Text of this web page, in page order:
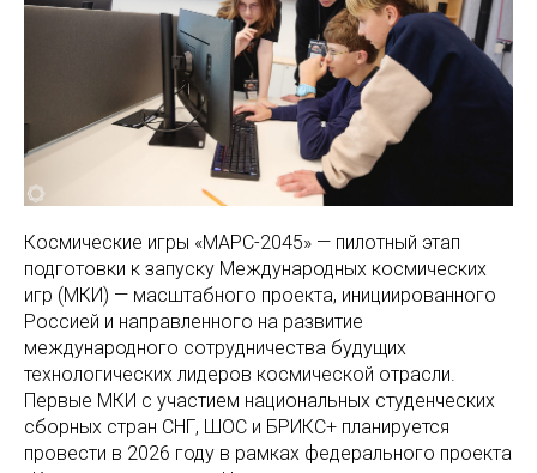
Космические игры «МАРС-2045» — пилотный этап
подготовки к запуску Международных космических
игр (МКИ) — масштабного проекта, инициированного
Россией и направленного на развитие
международного сотрудничества будущих
технологических лидеров космической отрасли.
Первые МКИ с участием национальных студенческих
сборных стран СНГ, ШОС и БРИКС+ планируется
провести в 2026 году в рамках федерального проекта